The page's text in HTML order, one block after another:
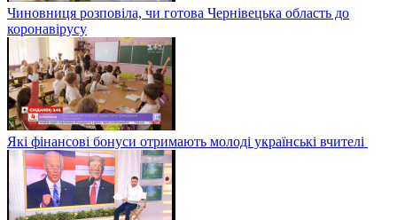
Чиновниця розповіла, чи готова Чернівецька область до
коронавірусу
Які фінансові бонуси отримають молоді українські вчителі